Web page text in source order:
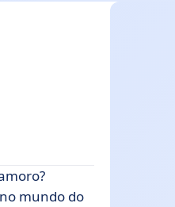
mundo do